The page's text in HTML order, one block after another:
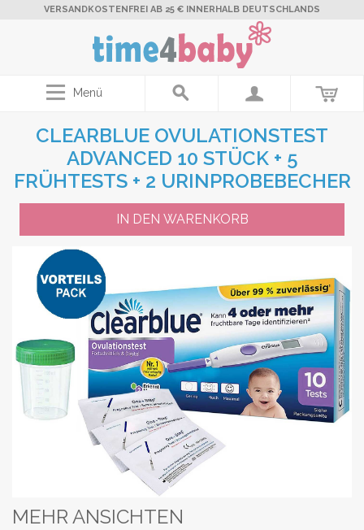
VERSANDKOSTENFREI AB 25 € INNERHALB DEUTSCHLANDS
Menü
CLEARBLUE OVULATIONSTEST
ADVANCED 10 STÜCK + 5
FRÜHTESTS + 2 URINPROBEBECHER
IN DEN WARENKORB
MEHR ANSICHTEN